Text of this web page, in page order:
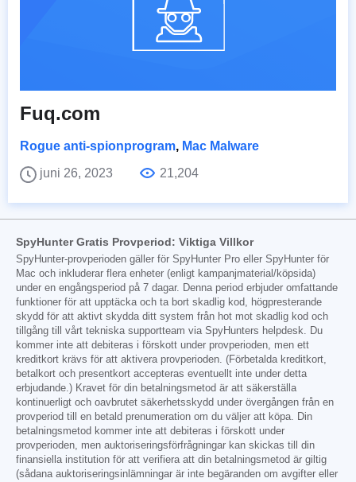
Fuq.com
Rogue anti-spionprogram, Mac Malware
juni 26, 2023
21,204
SpyHunter Gratis Provperiod: Viktiga Villkor
SpyHunter-provperioden gäller för SpyHunter Pro eller SpyHunter för
Mac och inkluderar flera enheter (enligt kampanjmaterial/köpsida)
under en engångsperiod på 7 dagar. Denna period erbjuder omfattande
funktioner för att upptäcka och ta bort skadlig kod, högpresterande
skydd för att aktivt skydda ditt system från hot mot skadlig kod och
tillgång till vårt tekniska supportteam via SpyHunters helpdesk. Du
kommer inte att debiteras i förskott under provperioden, men ett
kreditkort krävs för att aktivera provperioden. (Förbetalda kreditkort,
betalkort och presentkort accepteras eventuellt inte under detta
erbjudande.) Kravet för din betalningsmetod är att säkerställa
kontinuerligt och oavbrutet säkerhetsskydd under övergången från en
provperiod till en betald prenumeration om du väljer att köpa. Din
betalningsmetod kommer inte att debiteras i förskott under
provperioden, men auktoriseringsförfrågningar kan skickas till din
finansiella institution för att verifiera att din betalningsmetod är giltig
(sådana auktoriseringsinlämningar är inte begäranden om avgifter eller